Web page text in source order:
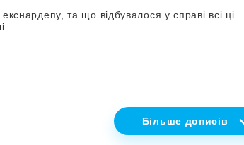
та що відбувалося у справі всі ці
Більше дописів